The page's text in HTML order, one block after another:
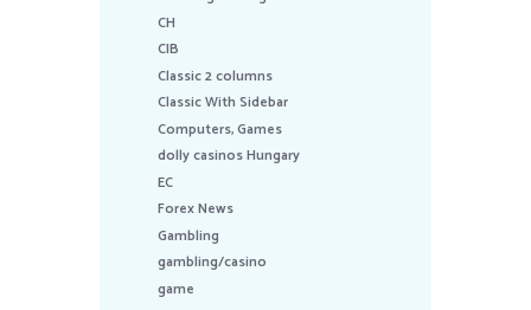
CH
CIB
Classic 2 columns
Classic With Sidebar
Computers, Games
dolly casinos Hungary
EC
Forex News
Gambling
gambling/casino
game